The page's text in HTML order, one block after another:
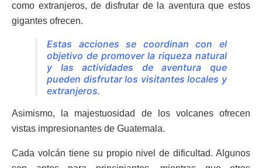
como extranjeros, de disfrutar de la aventura que estos
gigantes ofrecen.
Estas acciones se coordinan con el
objetivo de promover la riqueza natural
y las actividades de aventura que
pueden disfrutar los visitantes locales y
extranjeros.
Asimismo, la majestuosidad de los volcanes ofrecen
vistas impresionantes de Guatemala.
Cada volcán tiene su propio nivel de dificultad. Algunos